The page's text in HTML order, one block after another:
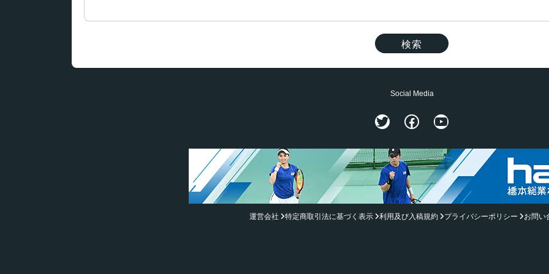
Social Media
TwitterFacebook
YouTube
運営会社 特定商取引法に基づく表示 利用及び入稿規約 プライバシーポリシー お問い